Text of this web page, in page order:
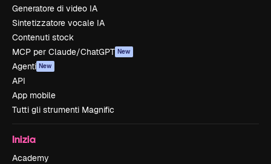
Generatore di video IA
Sintetizzatore vocale IA
Contenuti stock
MCP per Claude/ChatGPT New
Agenti New
API
App mobile
Tutti gli strumenti Magnific
Inizia
Academy